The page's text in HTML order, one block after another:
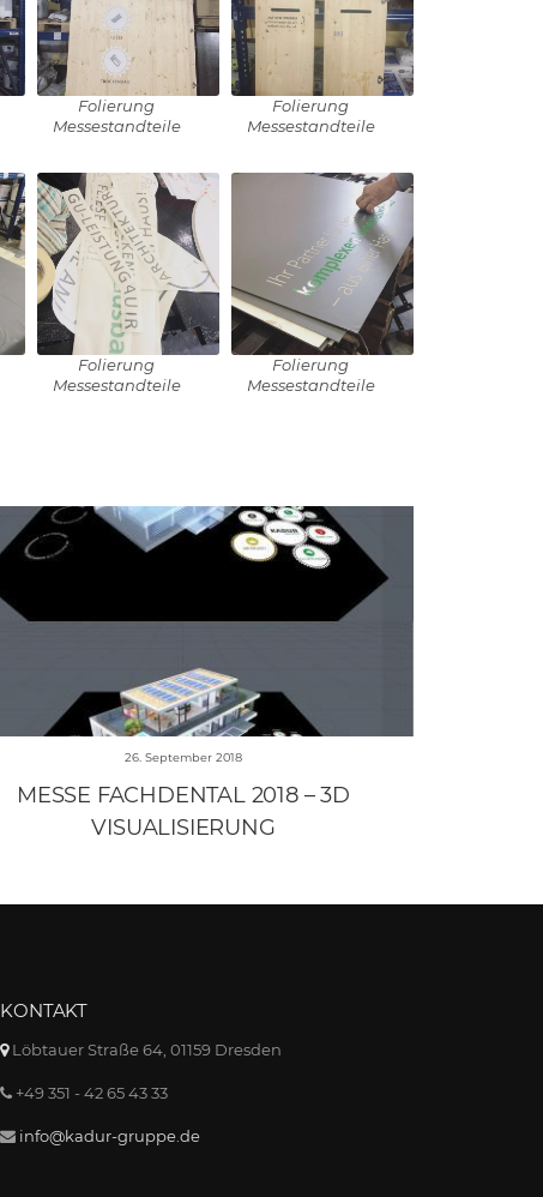
Folierung
Messestandteile
Folierung
Messestandteile
Folierung
Messestandteile
Folierung
Messestandteile
26. September 2018
MESSE FACHDENTAL 2018 – 3D
VISUALISIERUNG
KONTAKT
Löbtauer Straße 64, 01159 Dresden
+49 351 - 42 65 43 33
info@kadur-gruppe.de